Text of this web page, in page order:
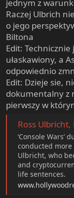
jednym z
Raczej Ulbrich
o jego
Biltona
Edit:
ułaskawiony, a
odpowiednio
Edit: Dzieje sie,
dokumentalny z
pierwszy w
Ross Ulbricht, Pardoned
‘Console Wars’
conducted
Ulbricht, who
and
life sentences.